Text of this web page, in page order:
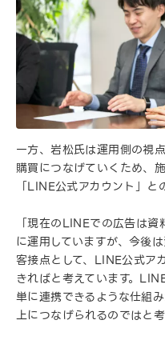
一方、岩松氏は運用側の視
購買につなげていくため、
「LINE公式アカウント」と
「現在のLINEでの広告は
に運用していますが、今後
客接点として、LINE公式ア
きればと考えています。
単に連携できるような仕組
上につなげられるのではと